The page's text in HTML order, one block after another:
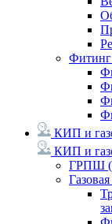
Фитинг
КИП и
КИП и
ГРПШ